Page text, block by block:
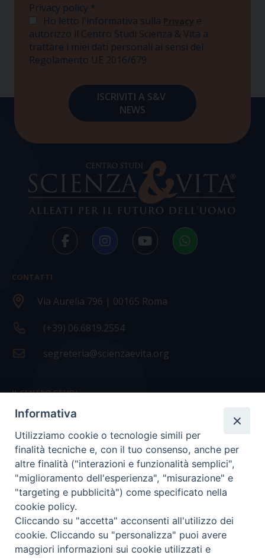
Privacy policy *
Ho letto l'informativa sulla Privacy e
autorizzo il Centro Studi Scienza & Vita a
trattare i miei dati personali ai sensi del
Regolamento UE 2016/679
CONTATTI
Via Aurelia 796 | 00165 Roma
(+39) 06.6819.2554
segreteria@scienzaevita.org
IL CENTRO STUDI
La nostra storia
Statuto
Presidenza e ufficio presidenza
Consiglio scientifico
Coordinamento nazionale
Informativa
Utilizziamo cookie o tecnologie simili per
finalità tecniche e, con il tuo consenso, anche per
altre finalità ("interazioni e funzionalità semplici",
"miglioramento dell'esperienza", "misurazione" e
"targeting e pubblicità") come specificato nella
cookie policy.
Cliccando su "accetta" acconsenti all'utilizzo dei
cookie. Cliccando su "personalizza" puoi avere
maggiori informazioni sui cookie utilizzati e